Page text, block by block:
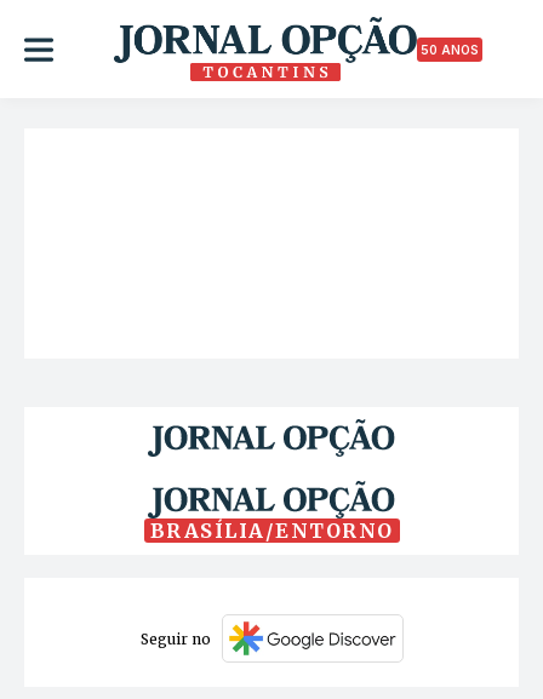
50 ANOS
BRASÍLIA/ENTORNO
Seguir no